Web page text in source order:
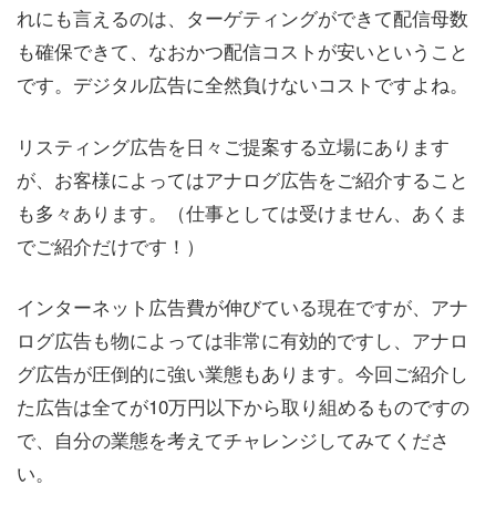
れにも言えるのは、ターゲティングができて配信母数
も確保できて、なおかつ配信コストが安いということ
です。デジタル広告に全然負けないコストですよね。
リスティング広告を日々ご提案する立場にあります
が、お客様によってはアナログ広告をご紹介すること
も多々あります。（仕事としては受けません、あくま
でご紹介だけです！）
インターネット広告費が伸びている現在ですが、アナ
ログ広告も物によっては非常に有効的ですし、アナロ
グ広告が圧倒的に強い業態もあります。今回ご紹介し
た広告は全てが10万円以下から取り組めるものですの
で、自分の業態を考えてチャレンジしてみてくださ
い。